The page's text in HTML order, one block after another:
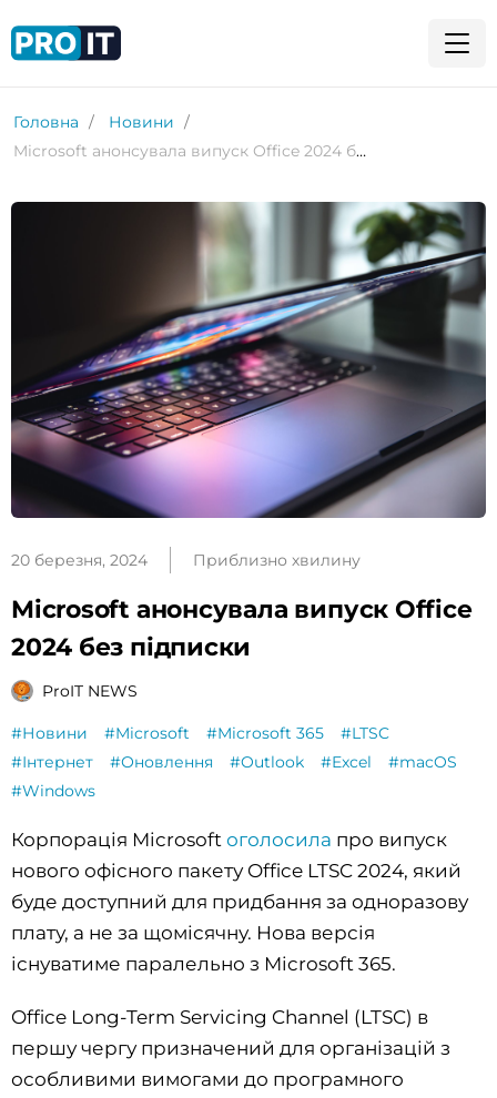
Головна
Новини
Microsoft анонсувала випуск Office 2024 без підписки
20 березня, 2024 Приблизно хвилину
Microsoft анонсувала випуск Office
2024 без підписки
ProIT NEWS
#Новини #Microsoft #Microsoft 365
#LTSC
#Інтернет
#Оновлення #Outlook #Excel
#macOS
#Windows
Корпорація Microsoft оголосила про випуск
нового офісного пакету Office LTSC 2024, який
буде доступний для придбання за одноразову
плату, а не за щомісячну. Нова версія
існуватиме паралельно з Microsoft 365.
Office Long-Term Servicing Channel (LTSC) в
першу чергу призначений для організацій з
особливими вимогами до програмного